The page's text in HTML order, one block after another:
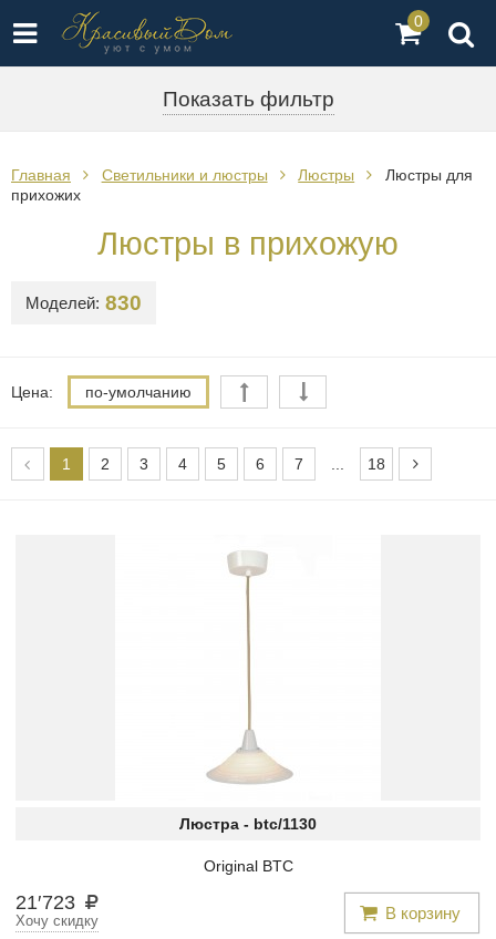
0
Показать фильтр
Главная Светильники и люстры Люстры
Люстры для
прихожих
Люстры в прихожую
Моделей: 830
Цена: по-умолчанию
1 2 3 4 5 6 7 18
Люстра - btc/1130
Original BTC
21′723 В корзину
Хочу скидку